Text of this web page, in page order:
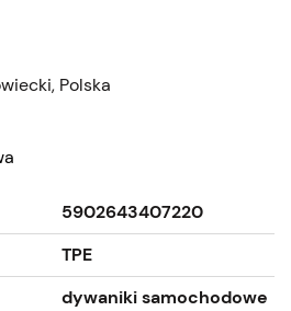
Polska
5902643407220
TPE
dywaniki samochodowe